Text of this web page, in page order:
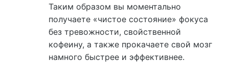
Таким образом вы моментально
получаете «чистое состояние» фокуса
без тревожности, свойственной
кофеину, а также прокачаете свой мозг
намного быстрее и эффективнее.